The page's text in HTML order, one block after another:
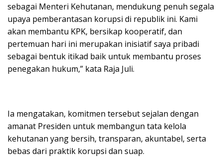
sebagai Menteri Kehutanan, mendukung penuh segala
upaya pemberantasan korupsi di republik ini. Kami
akan membantu KPK, bersikap kooperatif, dan
pertemuan hari ini merupakan inisiatif saya pribadi
sebagai bentuk itikad baik untuk membantu proses
penegakan hukum,” kata Raja Juli.
Ia mengatakan, komitmen tersebut sejalan dengan
amanat Presiden untuk membangun tata kelola
kehutanan yang bersih, transparan, akuntabel, serta
bebas dari praktik korupsi dan suap.